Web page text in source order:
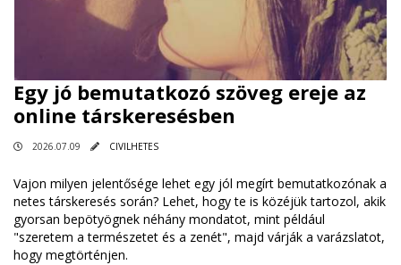
Egy jó bemutatkozó szöveg ereje az
online társkeresésben
2026.07.09 CIVILHETES
Vajon milyen jelentősége lehet egy jól megírt bemutatkozónak a
netes társkeresés során? Lehet, hogy te is közéjük tartozol, akik
gyorsan bepötyögnek néhány mondatot, mint például
"szeretem a természetet és a zenét", majd várják a varázslatot,
hogy megtörténjen.